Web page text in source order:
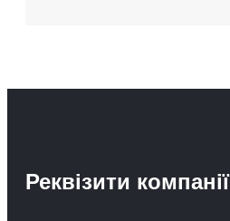
Реквізити компанії